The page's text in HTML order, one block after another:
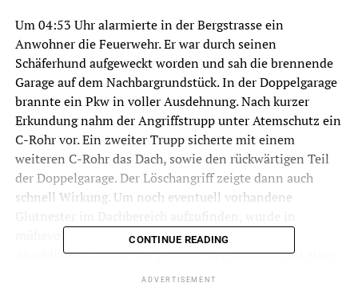
Um 04:53 Uhr alarmierte in der Bergstrasse ein
Anwohner die Feuerwehr. Er war durch seinen
Schäferhund aufgeweckt worden und sah die brennende
Garage auf dem Nachbargrundstück. In der Doppelgarage
brannte ein Pkw in voller Ausdehnung. Nach kurzer
Erkundung nahm der Angriffstrupp unter Atemschutz ein
C-Rohr vor. Ein zweiter Trupp sicherte mit einem
weiteren C-Rohr das Dach, sowie den rückwärtigen Teil
der Doppelgarage. Der Löschangriff zeigte dann auch
schnell Wirkung. Um noch eventuell vorhandene
mühevoller Arbeit die Dacheindeckung entfernt.
Abschließend wurde der gesamte Bereich noch mit einer
Wärmebildkamera kontrolliert. Alle eingesetzten Kräfte
CONTINUE READING
ADVERTISEMENT